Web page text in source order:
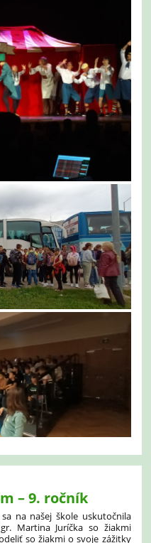
– 9. ročník
na našej škole uskutočnila
Martina Juríčka so žiakmi
so žiakmi o svoje zážitky